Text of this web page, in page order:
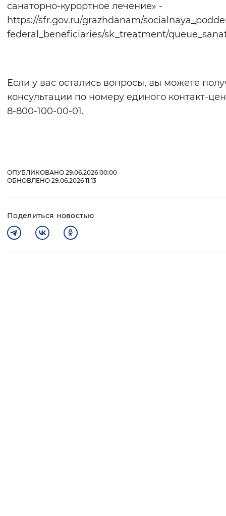
санаторно-курортное лечение» -
https://sfr.gov.ru/grazhdanam/
federal_beneficiaries/sk_treatment/
Если у вас остались вопросы, вы можете
консультации по номеру единого контакт-
8-800-100-00-01.
ОПУБЛИКОВАНО 29.06.2026 00:00
ОБНОВЛЕНО 29.06.2026 11:13
Поделиться новостью